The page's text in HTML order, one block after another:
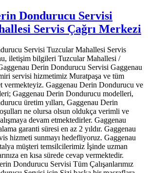
Dondurucu Servisi
Servis Çağrı Merkezi
Servisi Tuzcular Mahallesi Servis
iletişim bilgileri Tuzcular Mahallesi /
Derin Dondurucu Servisi Gaggenau
servisi hizmetimiz Muratpaşa ve tüm
vermekteyiz. Gaggenau Derin Dondurucu ve
Gaggenau Derin Dondurucu modelleri,
üretim yılları, Gaggenau Derin
ne olursa olsun oldukça verimli ve
devam etmektedirler. Gaggenau
garanti süresi en az 2 yıldır. Gaggenau
hizmeti sunmayı hedefliyoruz. Gaggenau
müşteri temsilcilerimiz İşinde uzman
en kısa sürede cevap vermektedir.
Dondurucu Servisi Tüm Çalışanlarımız